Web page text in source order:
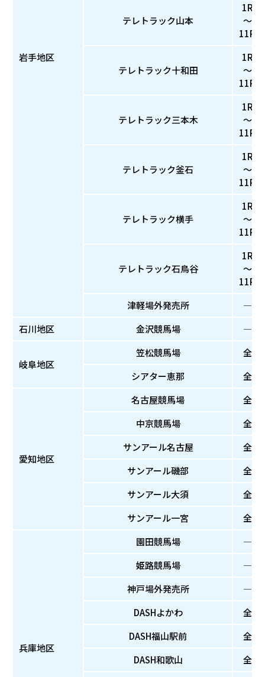
岩手地区
テレトラック山本
1R
～
11R
テレトラック十和田
1R
～
11R
テレトラック三本木
1R
～
11R
テレトラック釜石
1R
～
11R
テレトラック横手
1R
～
11R
テレトラック石鳥谷
1R
～
11R
津軽場外発売所
―
石川地区
金沢競馬場 ―
岐阜地区
笠松競馬場
全
シアター恵那
全
愛知地区
名古屋競馬場
全
中京競馬場
全
サンアール名古屋
全
サンアール磯部
全
サンアール大須
全
サンアール一宮
全
兵庫地区
園田競馬場
―
姫路競馬場
―
神戸場外発売所
―
DASHよかわ
全
DASH福山駅前
全
DASH和歌山
全